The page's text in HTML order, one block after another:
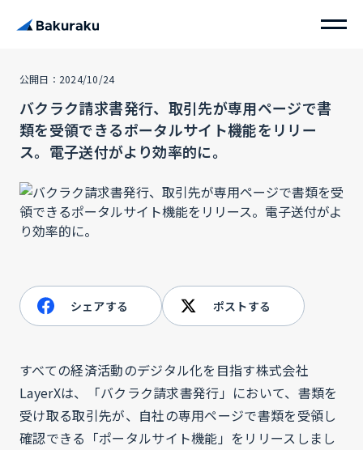
公開日：2024/10/24
バクラク請求書発行、取引先が専用ページで書
類を受領できるポータルサイト機能をリリー
ス。電子送付がより効率的に。
シェアする ポストする
すべての経済活動のデジタル化を目指す株式会社
LayerXは、「バクラク請求書発行」において、書類を
受け取る取引先が、自社の専用ページで書類を受領し
確認できる「ポータルサイト機能」をリリースしまし